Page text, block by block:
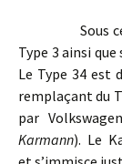
Sous cette
Type 3 ainsi
Le Type 34 est
remplaçant du
par
Karmann). Le